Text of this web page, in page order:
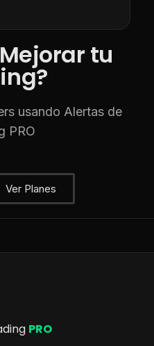
tu
usando Alertas de
PRO
Ver Planes
PRO